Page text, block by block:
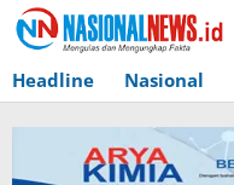
Lewati
ke
konten
Headline Nasional